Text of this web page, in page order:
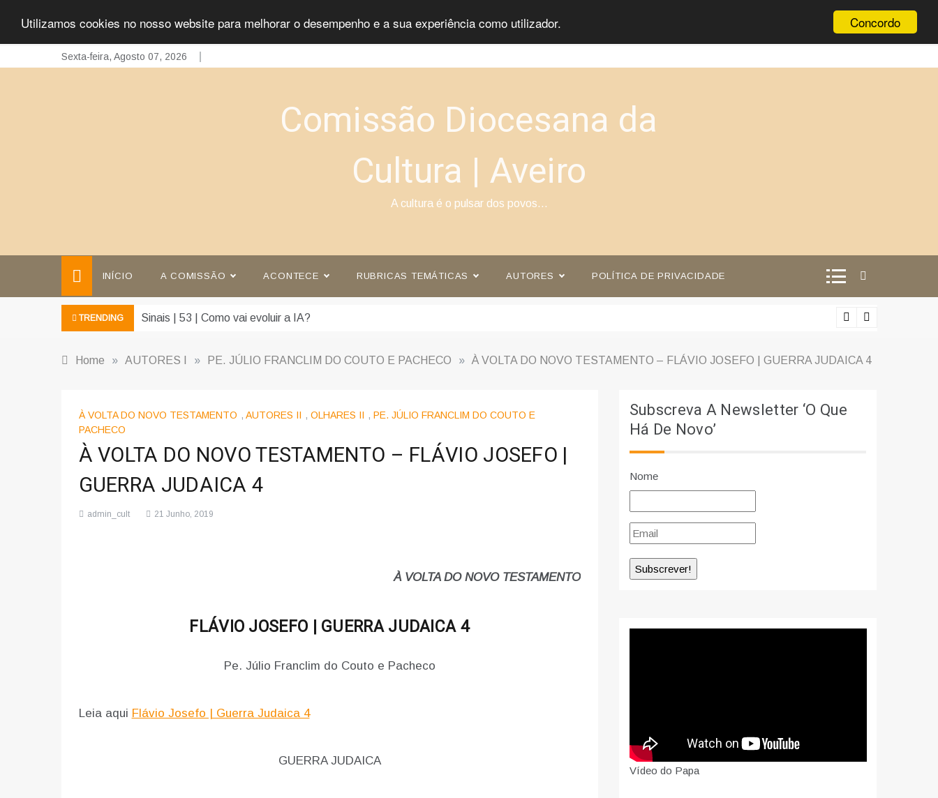
Concordo
Utilizamos cookies no nosso website para melhorar o desempenho e a sua experiência como utilizador.
to
Sexta-feira, Agosto 07, 2026
Comissão Diocesana da
Cultura | Aveiro
A cultura é o pulsar dos povos…
INÍCIO A COMISSÃO ACONTECE RUBRICAS TEMÁTICAS AUTORES POLÍTICA DE PRIVACIDADE
TRENDING Sinais | 53 | Como vai evoluir a IA?
Home » AUTORES I » PE. JÚLIO FRANCLIM DO COUTO E PACHECO » À VOLTA DO NOVO TESTAMENTO – FLÁVIO JOSEFO | GUERRA JUDAICA 4
À VOLTA DO NOVO TESTAMENTO , AUTORES II , OLHARES II , PE. JÚLIO FRANCLIM DO COUTO E
PACHECO
À VOLTA DO NOVO TESTAMENTO – FLÁVIO JOSEFO |
GUERRA JUDAICA 4
admin_cult 21 Junho, 2019
À VOLTA DO NOVO TESTAMENTO
FLÁVIO JOSEFO | GUERRA JUDAICA 4
Pe. Júlio Franclim do Couto e Pacheco
Leia aqui Flávio Josefo | Guerra Judaica 4
GUERRA JUDAICA
Subscreva A Newsletter ‘O Que
Há De Novo’
Nome
Vídeo do Papa